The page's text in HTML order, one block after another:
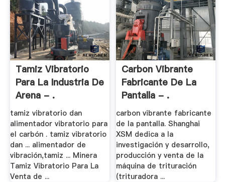
Tamiz Vibratorio
Para La Industria De
Arena - .
tamiz vibratorio dan
alimentador vibratorio para
el carbón . tamiz vibratorio
dan ... alimentador de
vibración,tamiz ... Minera
Tamiz Vibratorio Para La
Venta de ...
Carbon Vibrante
Fabricante De La
Pantalla - .
carbon vibrante fabricante
de la pantalla. Shanghai
XSM dedica a la
investigación y desarrollo,
producción y venta de la
máquina de trituración
(trituradora ...